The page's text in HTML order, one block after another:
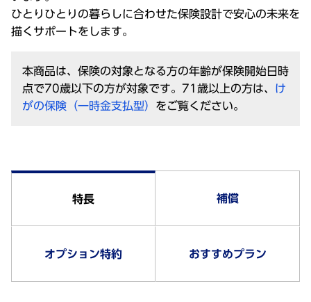
ひとりひとりの暮らしに合わせた保険設計で安心の未来を
描くサポートをします。
本商品は、保険の対象となる方の年齢が保険開始日時
点で70歳以下の方が対象です。71歳以上の方は、 け
がの保険（一時金支払型） をご覧ください。
特長 補償
オプション特約 おすすめプラン